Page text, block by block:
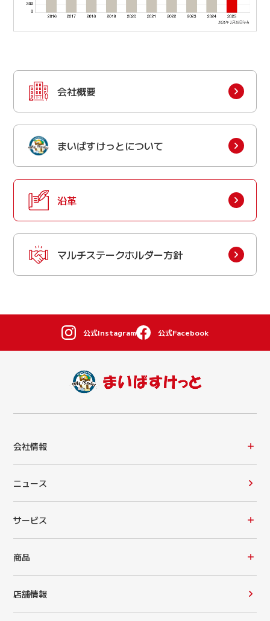
会社概要
まいばすけっとについて
沿革
マルチステークホルダー方針
公式Instagram 公式Facebook
会社情報
ニュース
サービス
商品
店舗情報